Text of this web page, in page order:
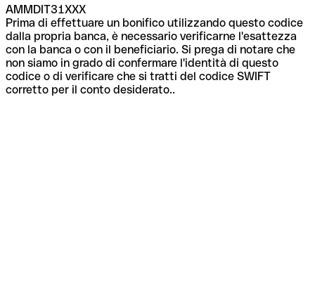
AMMDIT31XXX
Prima di effettuare un bonifico utilizzando questo codice
dalla propria banca, è necessario verificarne l'esattezza
con la banca o con il beneficiario. Si prega di notare che
non siamo in grado di confermare l'identità di questo
codice o di verificare che si tratti del codice SWIFT
corretto per il conto desiderato..